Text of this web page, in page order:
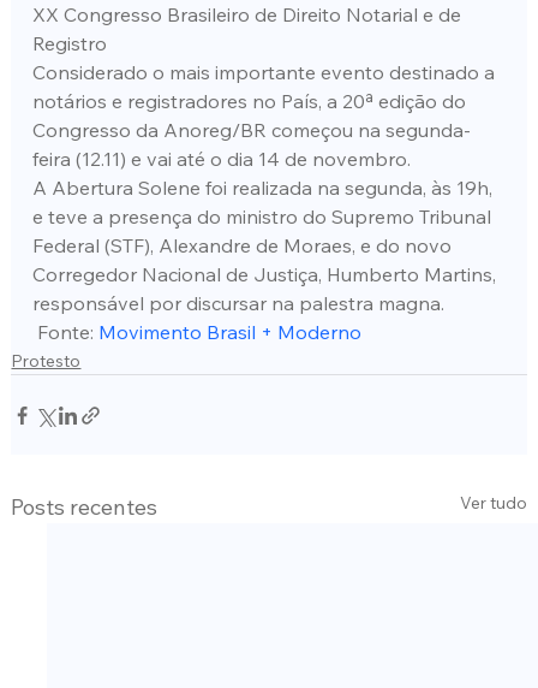
XX Congresso Brasileiro de Direito Notarial e de
Registro
Considerado o mais importante evento destinado a
notários e registradores no País, a 20ª edição do
Congresso da Anoreg/BR começou na segunda-
feira (12.11) e vai até o dia 14 de novembro.
A Abertura Solene foi realizada na segunda, às 19h,
e teve a presença do ministro do Supremo Tribunal
Federal (STF), Alexandre de Moraes, e do novo
Corregedor Nacional de Justiça, Humberto Martins,
responsável por discursar na palestra magna.
Fonte: Movimento Brasil + Moderno
Protesto
Posts recentes Ver tudo